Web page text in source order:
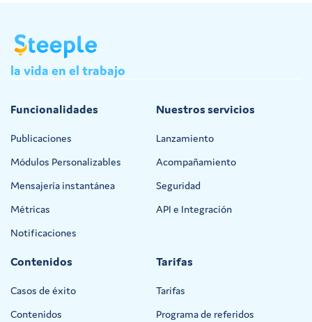
la vida en el trabajo
Funcionalidades
Publicaciones
Módulos Personalizables
Mensajería instantánea
Métricas
Notificaciones
Nuestros servicios
Lanzamiento
Acompañamiento
Seguridad
API e Integración
Contenidos
Casos de éxito
Contenidos
Tarifas
Tarifas
Programa de referidos